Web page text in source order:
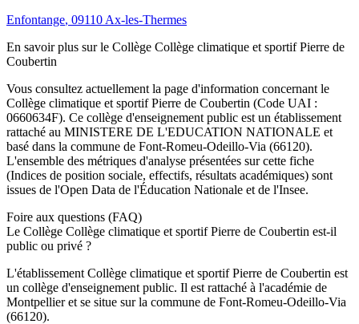
Enfontange, 09110 Ax-les-Thermes
En savoir plus sur le Collège Collège climatique et sportif Pierre de
Coubertin
Vous consultez actuellement la page d'information concernant le
Collège climatique et sportif Pierre de Coubertin (Code UAI :
0660634F). Ce collège d'enseignement public est un établissement
rattaché au MINISTERE DE L'EDUCATION NATIONALE et
basé dans la commune de Font-Romeu-Odeillo-Via (66120).
L'ensemble des métriques d'analyse présentées sur cette fiche
(Indices de position sociale, effectifs, résultats académiques) sont
issues de l'Open Data de l'Éducation Nationale et de l'Insee.
Foire aux questions (FAQ)
Le Collège Collège climatique et sportif Pierre de Coubertin est-il
public ou privé ?
L'établissement Collège climatique et sportif Pierre de Coubertin est
un collège d'enseignement public. Il est rattaché à l'académie de
Montpellier et se situe sur la commune de Font-Romeu-Odeillo-Via
(66120).